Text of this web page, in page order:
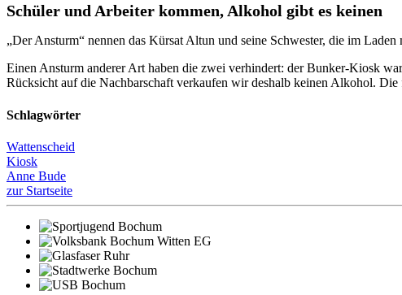
Schüler und Arbeiter kommen, Alkohol gibt es keinen
„Der Ansturm“ nennen das Kürsat Altun und seine Schwester, die im
Einen Ansturm anderer Art haben die zwei verhindert: der Bunker-Kiosk
Rücksicht auf die Nachbarschaft verkaufen wir deshalb keinen Alkohol. Die
Schlagwörter
Wattenscheid
Kiosk
Anne Bude
zur Startseite